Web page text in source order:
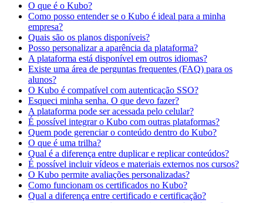
O que é o Kubo?
Como posso entender se o Kubo é ideal para a minha
empresa?
Quais são os planos disponíveis?
Posso personalizar a aparência da plataforma?
A plataforma está disponível em outros idiomas?
Existe uma área de perguntas frequentes (FAQ) para os
alunos?
O Kubo é compatível com autenticação SSO?
Esqueci minha senha. O que devo fazer?
A plataforma pode ser acessada pelo celular?
É possível integrar o Kubo com outras plataformas?
Quem pode gerenciar o conteúdo dentro do Kubo?
O que é uma trilha?
Qual é a diferença entre duplicar e replicar conteúdos?
É possível incluir vídeos e materiais externos nos cursos?
O Kubo permite avaliações personalizadas?
Como funcionam os certificados no Kubo?
Qual a diferença entre certificado e certificação?